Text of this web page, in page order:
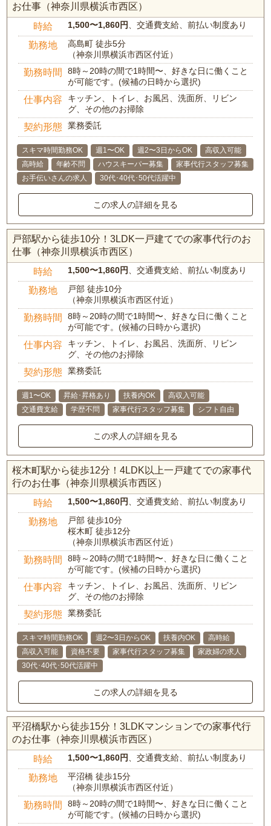
お仕事（神奈川県横浜市西区）
時給 1,500〜1,860円 、交通費支給、前払い制度あり
勤務地
高島町 徒歩5分
（神奈川県横浜市西区付近）
勤務時間
8時～20時の間で1時間〜、好きな日に働くこと
が可能です。(候補の日時から選択)
仕事内容
キッチン、トイレ、お風呂、洗面所、リビン
グ、その他のお掃除
契約形態 業務委託
スキマ時間勤務OK 週1〜OK 週2〜3日からOK
高収入可能
高時給
年齢不問 ハウスキーパー募集
家事代行スタッフ募集
お手伝いさんの求人
30代･40代･50代活躍中
この求人の詳細を見る
戸部駅から徒歩10分！3LDK一戸建てでの家事代行のお
仕事（神奈川県横浜市西区）
時給 1,500〜1,860円 、交通費支給、前払い制度あり
勤務地
戸部 徒歩10分
（神奈川県横浜市西区付近）
勤務時間
8時～20時の間で1時間〜、好きな日に働くこと
が可能です。(候補の日時から選択)
仕事内容
キッチン、トイレ、お風呂、洗面所、リビン
グ、その他のお掃除
契約形態 業務委託
週1〜OK 昇給･昇格あり 扶養内OK
高収入可能
交通費支給
学歴不問 家事代行スタッフ募集 シフト自由
この求人の詳細を見る
桜木町駅から徒歩12分！4LDK以上一戸建てでの家事代
行のお仕事（神奈川県横浜市西区）
時給 1,500〜1,860円 、交通費支給、前払い制度あり
勤務地
戸部 徒歩10分
桜木町 徒歩12分
（神奈川県横浜市西区付近）
勤務時間
8時～20時の間で1時間〜、好きな日に働くこと
が可能です。(候補の日時から選択)
仕事内容
キッチン、トイレ、お風呂、洗面所、リビン
グ、その他のお掃除
契約形態 業務委託
スキマ時間勤務OK 週2〜3日からOK 扶養内OK
高時給
高収入可能
資格不要 家事代行スタッフ募集
家政婦の求人
30代･40代･50代活躍中
この求人の詳細を見る
平沼橋駅から徒歩15分！3LDKマンションでの家事代行
のお仕事（神奈川県横浜市西区）
時給 1,500〜1,860円 、交通費支給、前払い制度あり
勤務地
平沼橋 徒歩15分
（神奈川県横浜市西区付近）
勤務時間
8時～20時の間で1時間〜、好きな日に働くこと
が可能です。(候補の日時から選択)